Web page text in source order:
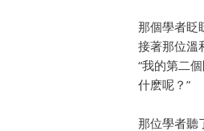
那個學者眨
接著那位溫
“我的第二
什麽呢？”
那位學者聽